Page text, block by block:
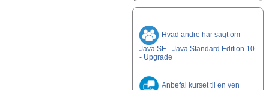
Hvad andre har sagt om
Java SE - Java Standard Edition 10
- Upgrade
Anbefal kurset til en ven